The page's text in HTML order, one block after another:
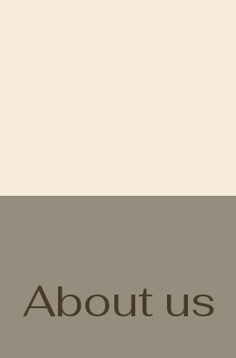
About us